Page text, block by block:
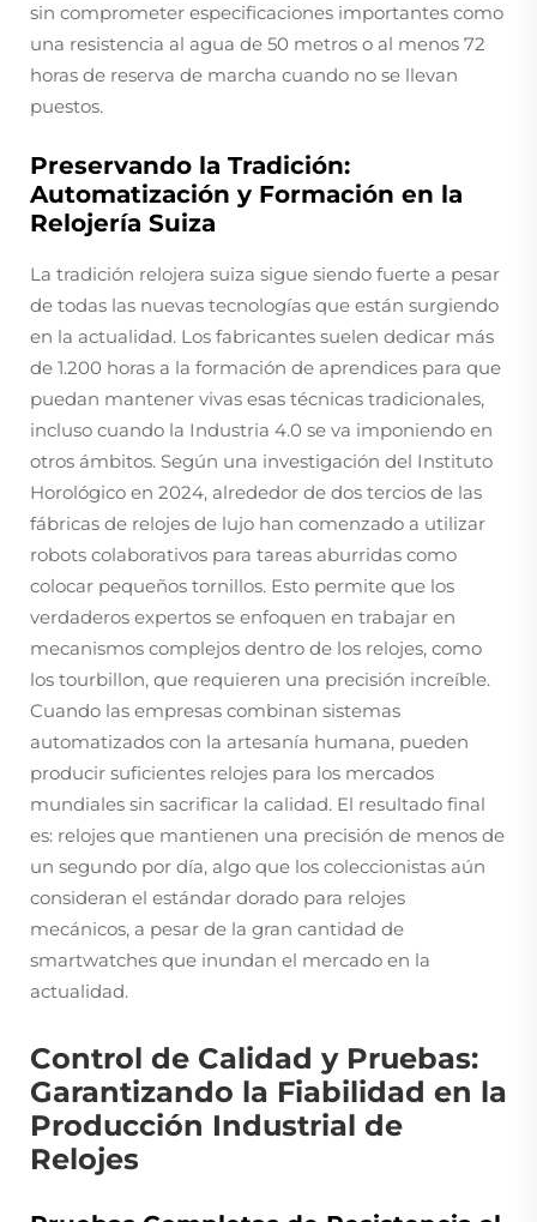
sin comprometer especificaciones importantes como
una resistencia al agua de 50 metros o al menos 72
horas de reserva de marcha cuando no se llevan
puestos.
Preservando la Tradición:
Automatización y Formación en la
Relojería Suiza
La tradición relojera suiza sigue siendo fuerte a pesar
de todas las nuevas tecnologías que están surgiendo
en la actualidad. Los fabricantes suelen dedicar más
de 1.200 horas a la formación de aprendices para que
puedan mantener vivas esas técnicas tradicionales,
incluso cuando la Industria 4.0 se va imponiendo en
otros ámbitos. Según una investigación del Instituto
Horológico en 2024, alrededor de dos tercios de las
fábricas de relojes de lujo han comenzado a utilizar
robots colaborativos para tareas aburridas como
colocar pequeños tornillos. Esto permite que los
verdaderos expertos se enfoquen en trabajar en
mecanismos complejos dentro de los relojes, como
los tourbillon, que requieren una precisión increíble.
Cuando las empresas combinan sistemas
automatizados con la artesanía humana, pueden
producir suficientes relojes para los mercados
mundiales sin sacrificar la calidad. El resultado final
es: relojes que mantienen una precisión de menos de
un segundo por día, algo que los coleccionistas aún
consideran el estándar dorado para relojes
mecánicos, a pesar de la gran cantidad de
smartwatches que inundan el mercado en la
actualidad.
Control de Calidad y Pruebas:
Garantizando la Fiabilidad en la
Producción Industrial de
Relojes